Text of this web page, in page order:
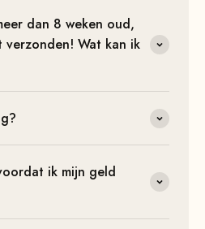
dan 8 weken oud,
verzonden! Wat kan ik
ik mijn geld